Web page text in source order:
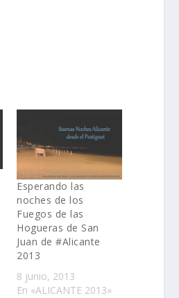
Esperando las
noches de los
Fuegos de las
Hogueras de San
Juan de #Alicante
2013
8 junio, 2013
En «ALICANTE 2013»